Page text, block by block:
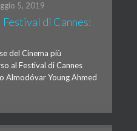
5, 2019
di Cannes:
del Cinema più
al Festival di Cannes
Almodóvar Young Ahmed